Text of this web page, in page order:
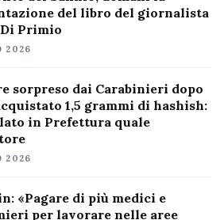
del libro del giornalista
Primio
2026
sorpreso dai Carabinieri dopo
1,5 grammi di hashish:
in Prefettura quale
2026
«Pagare di più medici e
per lavorare nelle aree